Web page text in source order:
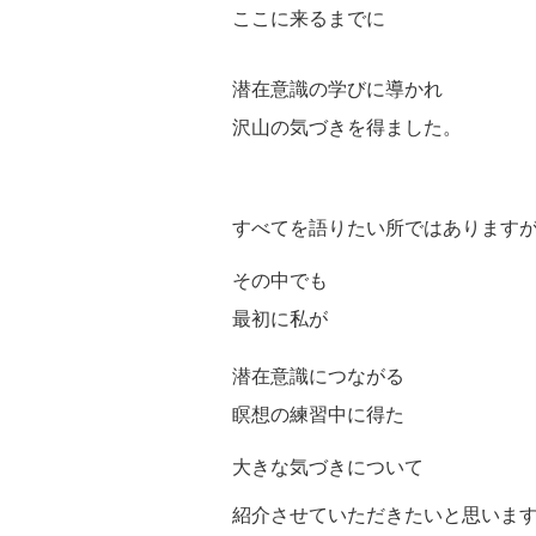
ここに来るまでに
潜在意識の学びに導かれ
沢山の気づきを得ました。
すべてを語りたい所ではありますが
その中でも
最初に私が
潜在意識につながる
瞑想の練習中に得た
大きな気づきについて
紹介させていただきたいと思います